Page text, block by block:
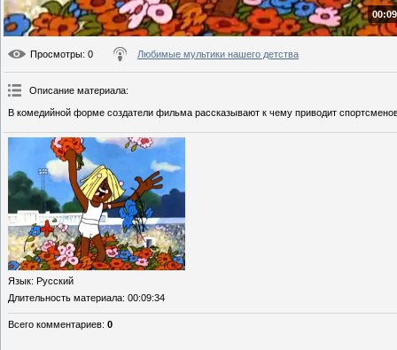
Просмотры: 0 Любимые мультики нашего детства
Описание материала:
В комедийной форме создатели фильма рассказывают к чему приводит
Язык: Русский
Длительность материала: 00:09:34
Всего комментариев: 0